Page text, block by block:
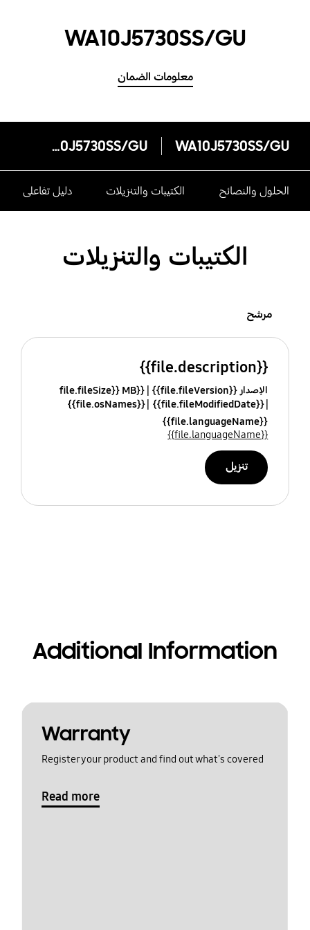
WA10J5730SS/GU
معلومات الضمان
WA10J5730SS/GU
WA10J5730SS/GU
الحلول والنصائح الكتيبات والتنزيلات دليل تفاعلى
الكتيبات والتنزيلات
مرشح
{{file.description}}
الإصدار {{file.fileVersion}}
{{file.fileSize}} MB
{{file.fileModifiedDate}}
{{file.osNames}}
{{file.languageName}}
{{file.languageName}}
تنزيل
Additional Information
Warranty
Register your product and find out what's covered
Read more